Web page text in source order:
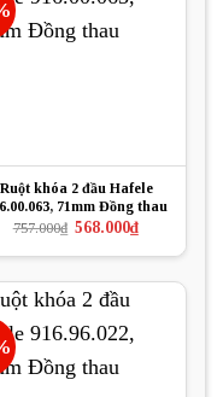
Ruột khóa 2 đầu Hafele
71mm Đồng thau
757.000₫ Giá
là:
568.000₫Giá
hiện
tại
568.000₫.